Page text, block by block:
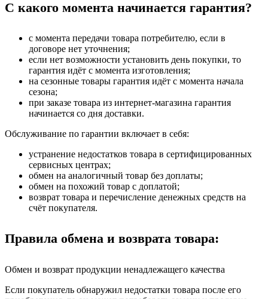
С какого момента начинается гарантия?
с момента передачи товара потребителю, если в
договоре нет уточнения;
если нет возможности установить день покупки, то
гарантия идёт с момента изготовления;
на сезонные товары гарантия идёт с момента начала
сезона;
при заказе товара из интернет-магазина гарантия
начинается со дня доставки.
Обслуживание по гарантии включает в себя:
устранение недостатков товара в сертифицированных
сервисных центрах;
обмен на аналогичный товар без доплаты;
обмен на похожий товар с доплатой;
возврат товара и перечисление денежных средств на
счёт покупателя.
Правила обмена и возврата товара:
Обмен и возврат продукции ненадлежащего качества
Если покупатель обнаружил недостатки товара после его